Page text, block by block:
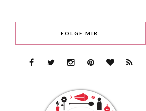
FOLGE MIR: